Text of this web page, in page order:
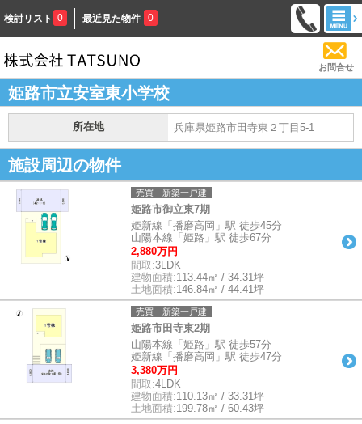
検討リスト 0 最近見た物件 0
お問合せ
姫路市立安室東小学校
所在地 兵庫県姫路市田寺東２丁目5-1
施設周辺の物件
売買｜新築一戸建
姫路市御立東7期
姫新線「播磨高岡」駅 徒歩45分
山陽本線「姫路」駅 徒歩67分
2,880万円
間取:3LDK
建物面積:113.44㎡ / 34.31坪
土地面積:146.84㎡ / 44.41坪
売買｜新築一戸建
姫路市田寺東2期
山陽本線「姫路」駅 徒歩57分
姫新線「播磨高岡」駅 徒歩47分
3,380万円
間取:4LDK
建物面積:110.13㎡ / 33.31坪
土地面積:199.78㎡ / 60.43坪